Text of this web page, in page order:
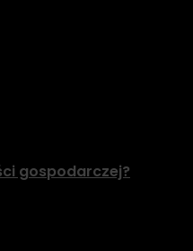
gospodarczej?